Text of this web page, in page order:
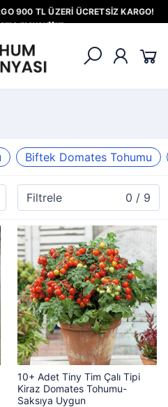
900 TL ÜZERİ ÜCRETSİZ KARGO!
mevcuttur.
Biftek Domates Tohumu
Filtrele 0 / 9
10+ Adet Tiny Tim Çalı Tipi
Kiraz Domates Tohumu-
Saksıya Uygun